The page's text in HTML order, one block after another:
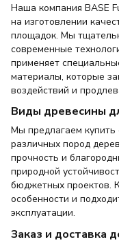
Наша компания BASE
на изготовлении
площадок. Мы
современные
применяет
материалы, которые
воздействий и
Виды древесины
Мы предлагаем купить
различных пород
прочность и
природной
бюджетных проектов.
особенности и
эксплуатации.
Заказ и доставка